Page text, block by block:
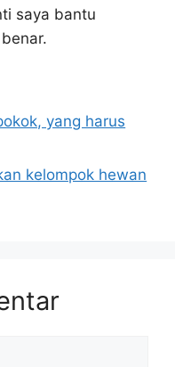
saya bantu
yang harus
kelompok hewan